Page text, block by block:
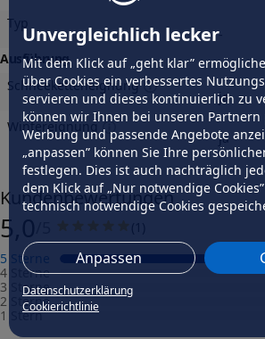
Unvergleichlich lecker
Mit dem Klick auf „geht klar”
über Cookies ein verbessertes
servieren und dieses kontinuierlich zu
können wir Ihnen bei unseren
Werbung und passende Angebote
„anpassen” können Sie Ihre
festlegen. Dies ist auch nachträglich
dem Klick auf „Nur notwendige
technisch notwendige Cookies
Anpassen
Datenschutzerklärung
Cookierichtlinie
Typ
-
Ausführung
Schneeketteneignung
ja
Wintereignung
ja
Felgengutachten
Eintragungsfrei
-
Freigabe
-
Gutachten Link
Kundenbewertungen
5,0
5 Sterne
4 Sterne
3 Sterne
2 Sterne
1 Stern